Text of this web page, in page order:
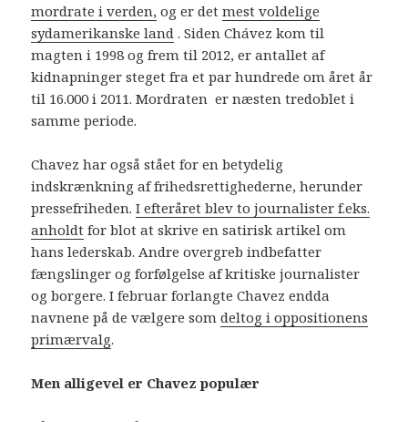
mordrate i verden, og er detmest voldelige
sydamerikanske land . Siden Chávez kom til
magten i 1998 og frem til 2012, er antallet af
kidnapninger steget fra et par hundrede om året år
til 16.000 i 2011. Mordraten er næsten tredoblet i
samme periode.
Chavez har også stået for en betydelig
indskrænkning af frihedsrettighederne, herunder
pressefriheden.I efteråret blev to journalister f.eks.
anholdt for blot at skrive en satirisk artikel om
hans lederskab. Andre overgreb indbefatter
fængslinger og forfølgelse af kritiske journalister
og borgere. I februar forlangte Chavez endda
navnene på de vælgere somdeltog i oppositionens
primærvalg.
Men alligevel er Chavez populær